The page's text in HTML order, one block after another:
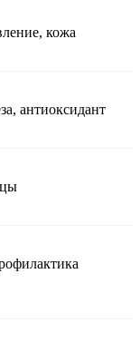
кожа
антиоксидант